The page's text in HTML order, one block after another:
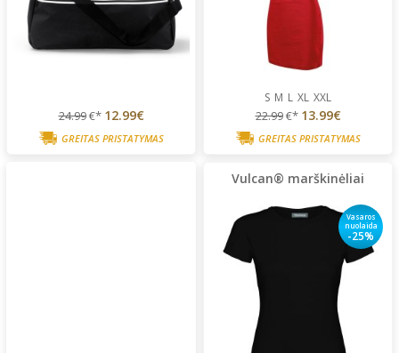
24.99€* 12.99€
GREITAS PRISTATYMAS
S M L XL XXL
22.99€* 13.99€
GREITAS PRISTATYMAS
Vulcan® marškinėliai
Vasaros
nuolaida
-25%